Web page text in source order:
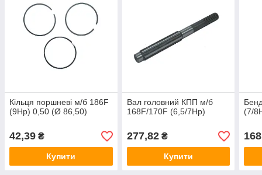
Кільця поршневі м/б 186F
(9Hp) 0,50 (Ø 86,50)
42,39 ₴
Купити
Вал головний КПП м/б
168F/170F (6,5/7Hp)
277,82₴
Купити
(7/